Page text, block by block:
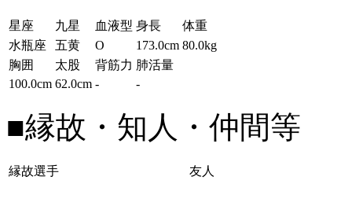
星座 九星 血液型 身長
体重
水瓶座
五黄 O 173.0cm 80.0kg
胸囲
太股 背筋力 肺活量
100.0cm 62.0cm - -
■縁故・知人・仲間等
縁故選手 友人